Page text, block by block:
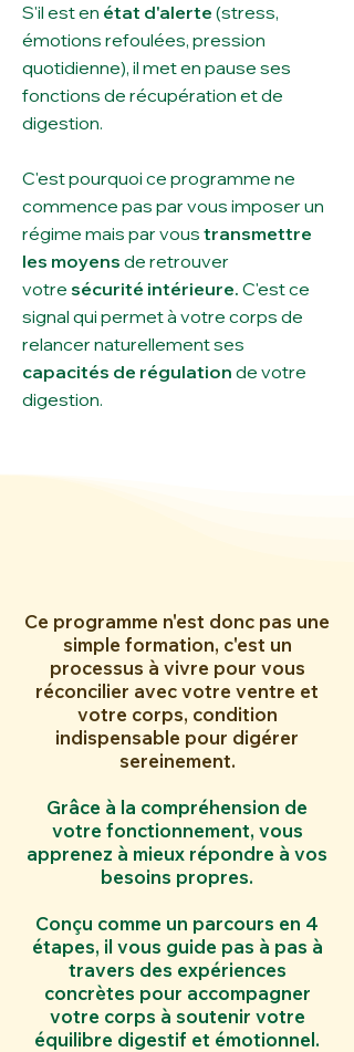
S'il est en état d'alerte (stress,
émotions refoulées, pression
quotidienne), il met en pause ses
fonctions de récupération et de
digestion.
C'est pourquoi ce programme ne
commence pas par vous imposer un
régime mais par vous transmettre
les moyens de retrouver
votre sécurité intérieure. C'est ce
signal qui permet à votre corps de
relancer naturellement ses
capacités de régulation de votre
digestion.
Ce programme n'est donc pas une
simple formation, c'est un
processus à vivre pour vous
réconcilier avec votre ventre et
votre corps, condition
indispensable pour digérer
sereinement.
Grâce à la compréhension de
votre fonctionnement, vous
apprenez à mieux répondre à vos
besoins propres.
Conçu comme un parcours en 4
étapes, il vous guide pas à pas à
travers des expériences
concrètes pour accompagner
votre corps à soutenir votre
équilibre digestif et émotionnel.